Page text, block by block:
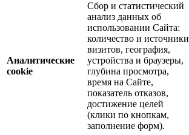
Аналитические
cookie
Сбор и статистический
анализ данных об
использовании Сайта:
количество и источники
визитов, география,
устройства и браузеры,
глубина просмотра,
время на Сайте,
показатель отказов,
достижение целей
(клики по кнопкам,
заполнение форм).